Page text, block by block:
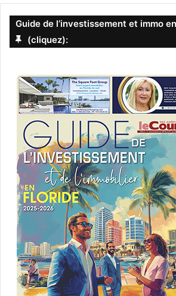
Guide de l’investissement et immo
(cliquez):